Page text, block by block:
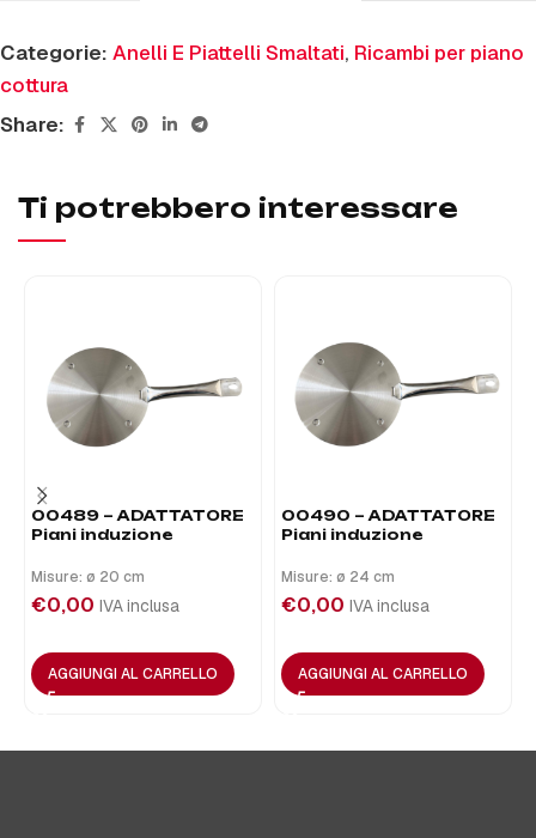
Categorie: Anelli E Piattelli Smaltati, Ricambi per piano
cottura
Share:
Ti potrebbero interessare
00489 – ADATTATORE
Piani induzione
Misure: ø 20 cm
€0,00 IVA inclusa
AGGIUNGI AL CARRELLO
00490 – ADATTATORE
Piani induzione
Misure: ø 24 cm
€0,00 IVA inclusa
AGGIUNGI AL CARRELLO